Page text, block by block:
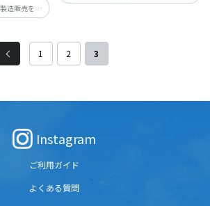
造販売を行
ター。口当
ットに。バ
食を。
店カフェ工房」のジャムとお菓子のセッ
桃を使用したサブレをギフトボックスに
1 2 3
Instagram
ご利用ガイド
よくある質問